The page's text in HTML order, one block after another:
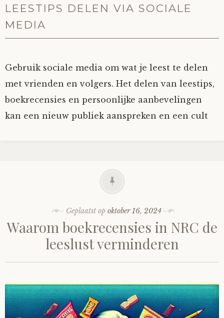
LEESTIPS DELEN VIA SOCIALE
MEDIA
Gebruik sociale media om wat je leest te delen
met vrienden en volgers. Het delen van leestips,
boekrecensies en persoonlijke aanbevelingen
kan een nieuw publiek aanspreken en een cult
Geplaatst op oktober 16, 2024
Waarom boekrecensies in NRC de
leeslust verminderen